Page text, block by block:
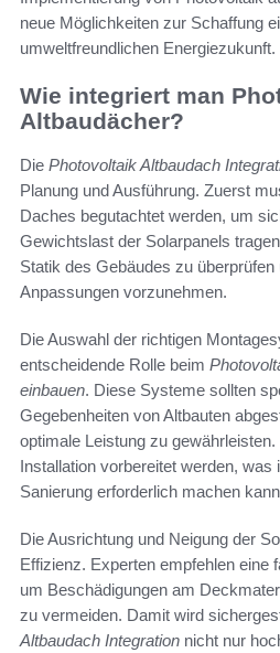
neue Möglichkeiten zur Schaffung
umweltfreundlichen Energiezukunft.
Wie integriert man
Altbaudächer?
Die Photovoltaik Altbaudach
Planung und Ausführung. Zuerst
Daches begutachtet werden, um
Gewichtslast der Solarpanels
Statik des Gebäudes zu überprüfen
Anpassungen vorzunehmen.
Die Auswahl der richtigen
entscheidende Rolle beim
einbauen. Diese Systeme sollten
Gegebenheiten von Altbauten
optimale Leistung zu
Installation vorbereitet werden, was
Sanierung erforderlich machen
Die Ausrichtung und Neigung der
Effizienz. Experten empfehlen eine
um Beschädigungen am
zu vermeiden. Damit wird
Altbaudach Integration nicht nur